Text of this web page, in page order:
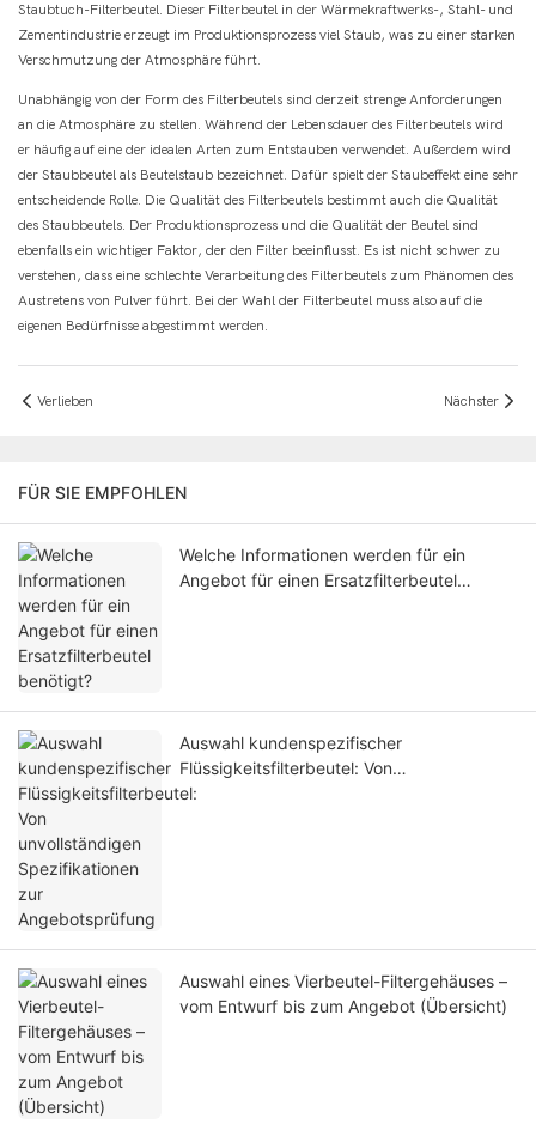
Staubtuch-Filterbeutel. Dieser Filterbeutel in der Wärmekraftwerks-, Stahl- und
Zementindustrie erzeugt im Produktionsprozess viel Staub, was zu einer starken
Verschmutzung der Atmosphäre führt.
Unabhängig von der Form des Filterbeutels sind derzeit strenge Anforderungen
an die Atmosphäre zu stellen. Während der Lebensdauer des Filterbeutels wird
er häufig auf eine der idealen Arten zum Entstauben verwendet. Außerdem wird
der Staubbeutel als Beutelstaub bezeichnet. Dafür spielt der Staubeffekt eine sehr
entscheidende Rolle. Die Qualität des Filterbeutels bestimmt auch die Qualität
des Staubbeutels. Der Produktionsprozess und die Qualität der Beutel sind
ebenfalls ein wichtiger Faktor, der den Filter beeinflusst. Es ist nicht schwer zu
verstehen, dass eine schlechte Verarbeitung des Filterbeutels zum Phänomen des
Austretens von Pulver führt. Bei der Wahl der Filterbeutel muss also auf die
eigenen Bedürfnisse abgestimmt werden.
Verlieben Nächster
FÜR SIE EMPFOHLEN
Welche Informationen werden für ein
Angebot für einen Ersatzfilterbeutel
Auswahl kundenspezifischer
Flüssigkeitsfilterbeutel: Von
unvollständigen Spezifikationen zur
Auswahl eines Vierbeutel-Filtergehäuses –
vom Entwurf bis zum Angebot (Übersicht)